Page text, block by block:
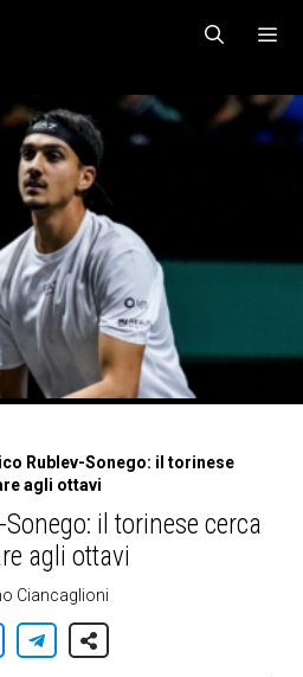
MENU
Rublev-Sonego: il torinese
agli ottavi
il torinese cerca
agli ottavi
Ciancaglioni